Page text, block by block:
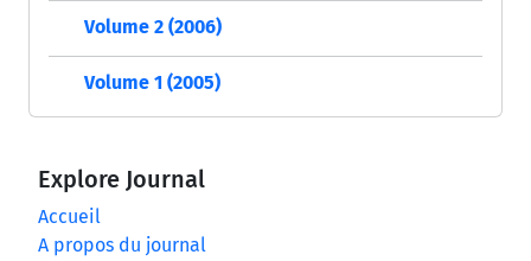
Volume 2 (2006)
Volume 1 (2005)
Explore Journal
Accueil
A propos du journal